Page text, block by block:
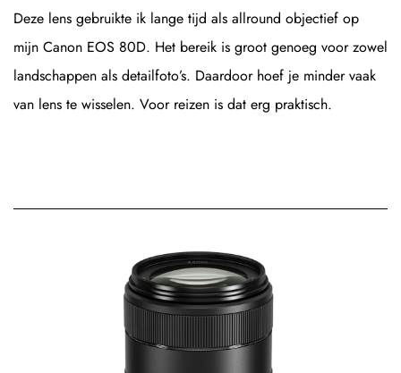
Deze lens gebruikte ik lange tijd als allround objectief op
mijn Canon EOS 80D. Het bereik is groot genoeg voor zowel
landschappen als detailfoto’s. Daardoor hoef je minder vaak
van lens te wisselen. Voor reizen is dat erg praktisch.